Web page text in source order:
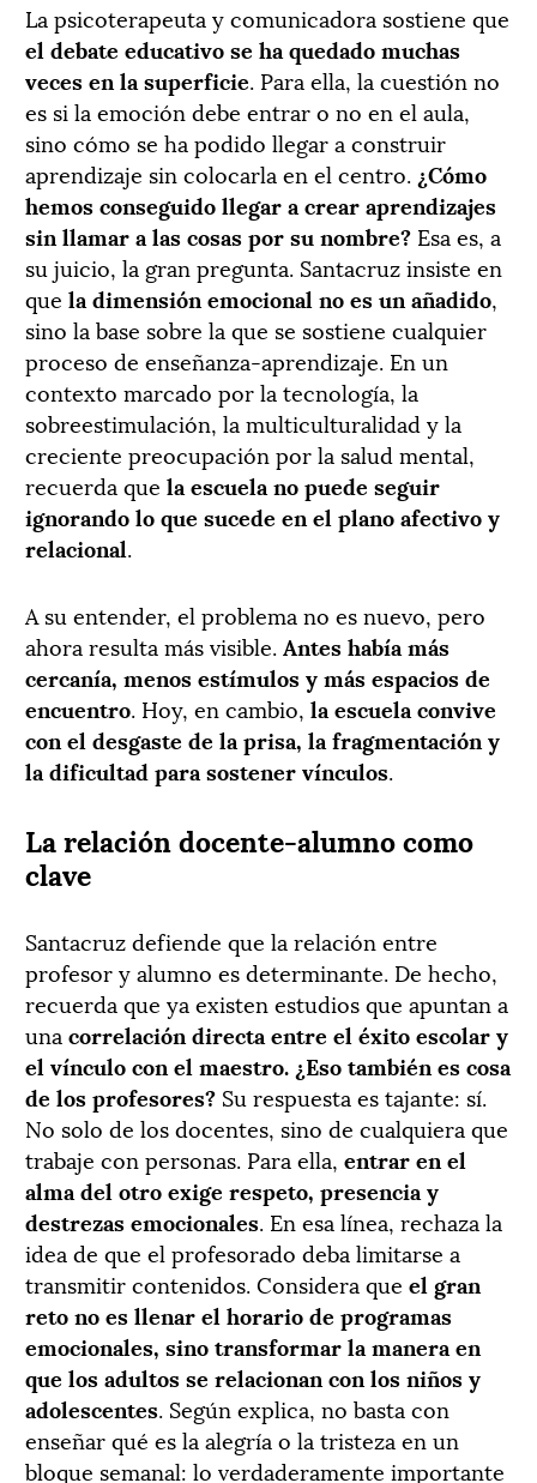
La psicoterapeuta y comunicadora sostiene que
el debate educativo se ha quedado muchas
veces en la superficie. Para ella, la cuestión no
es si la emoción debe entrar o no en el aula,
sino cómo se ha podido llegar a construir
aprendizaje sin colocarla en el centro. ¿Cómo
hemos conseguido llegar a crear aprendizajes
sin llamar a las cosas por su nombre? Esa es, a
su juicio, la gran pregunta. Santacruz insiste en
que la dimensión emocional no es un añadido,
sino la base sobre la que se sostiene cualquier
proceso de enseñanza-aprendizaje. En un
contexto marcado por la tecnología, la
sobreestimulación, la multiculturalidad y la
creciente preocupación por la salud mental,
recuerda que la escuela no puede seguir
ignorando lo que sucede en el plano afectivo y
relacional.
A su entender, el problema no es nuevo, pero
ahora resulta más visible. Antes había más
cercanía, menos estímulos y más espacios de
encuentro. Hoy, en cambio, la escuela convive
con el desgaste de la prisa, la fragmentación y
la dificultad para sostener vínculos.
La relación docente-alumno como
clave
Santacruz defiende que la relación entre
profesor y alumno es determinante. De hecho,
recuerda que ya existen estudios que apuntan a
una correlación directa entre el éxito escolar y
el vínculo con el maestro. ¿Eso también es cosa
de los profesores? Su respuesta es tajante: sí.
No solo de los docentes, sino de cualquiera que
trabaje con personas. Para ella, entrar en el
alma del otro exige respeto, presencia y
destrezas emocionales. En esa línea, rechaza la
idea de que el profesorado deba limitarse a
transmitir contenidos. Considera que el gran
reto no es llenar el horario de programas
emocionales, sino transformar la manera en
que los adultos se relacionan con los niños y
adolescentes. Según explica, no basta con
enseñar qué es la alegría o la tristeza en un
bloque semanal: lo verdaderamente importante